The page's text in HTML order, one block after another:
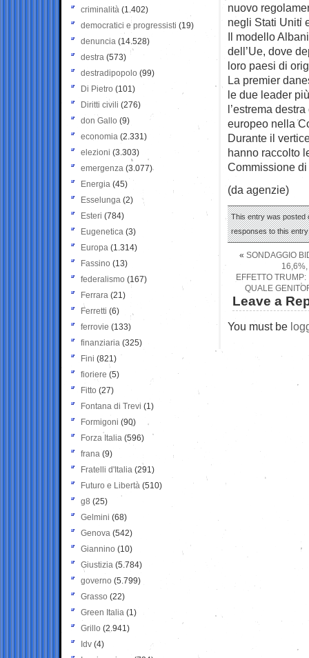
nuovo
negli Stati Uniti
Il modello
dell’Ue, dove
loro paesi di
La premier
le due leader
l’estrema
europeo nella
Durante il
hanno raccolto
Commissione di
(da agenzie)
This entry was posted
responses to this
« SONDAGGIO
EFFETTO
QUALE
Leave a
You must be
criminalità (1.402)
democratici e progressisti (19)
denuncia (14.528)
destra (573)
destradipopolo (99)
Di Pietro (101)
Diritti civili (276)
don Gallo (9)
economia (2.331)
elezioni (3.303)
emergenza (3.077)
Energia (45)
Esselunga (2)
Esteri (784)
Eugenetica (3)
Europa (1.314)
Fassino (13)
federalismo (167)
Ferrara (21)
Ferretti (6)
ferrovie (133)
finanziaria (325)
Fini (821)
fioriere (5)
Fitto (27)
Fontana di Trevi (1)
Formigoni (90)
Forza Italia (596)
frana (9)
Fratelli d'Italia (291)
Futuro e Libertà (510)
g8 (25)
Gelmini (68)
Genova (542)
Giannino (10)
Giustizia (5.784)
governo (5.799)
Grasso (22)
Green Italia (1)
Grillo (2.941)
Idv (4)